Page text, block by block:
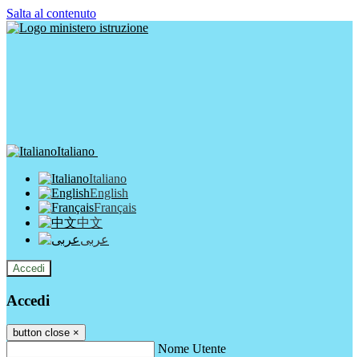
Salta al contenuto
Italiano
Italiano
English
Français
中文
عربى
Accedi
Accedi
button close ×
Nome Utente